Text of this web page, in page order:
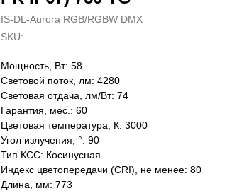
IS-DL-Aurora RGB/RGBW DMX
SKU:
Мощность, Вт: 58
Световой поток, лм: 4280
Световая отдача, лм/Вт: 74
Гарантия, мес.: 60
Цветовая температура, К: 3000
Угол излучения, °: 90
Тип КСС: Косинусная
Индекс цветопередачи (CRI), не менее: 80
Длина, мм: 773